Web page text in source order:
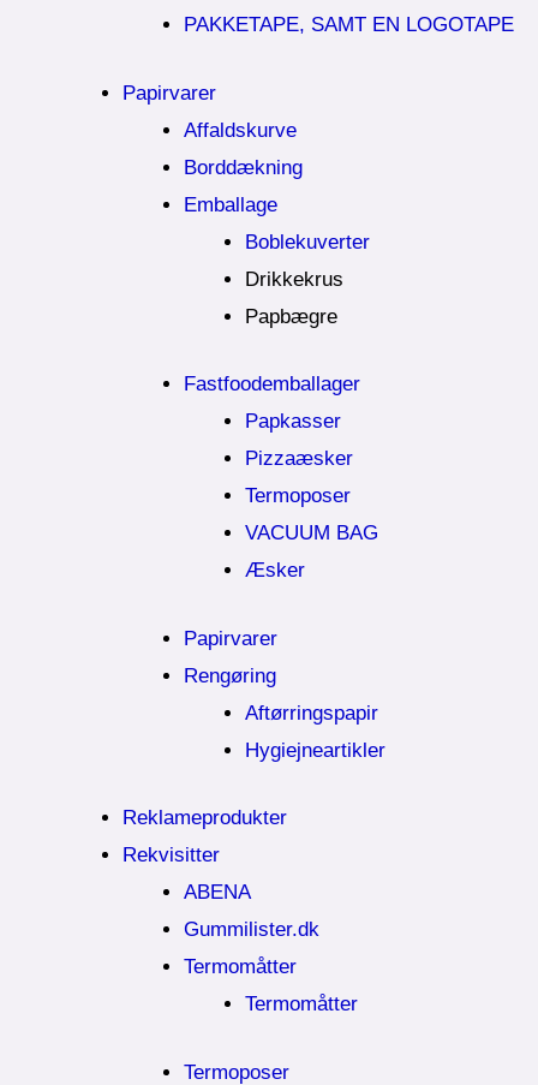
PAKKETAPE, SAMT EN LOGOTAPE
Papirvarer
Affaldskurve
Borddækning
Emballage
Boblekuverter
Drikkekrus
Papbægre
Fastfoodemballager
Papkasser
Pizzaæsker
Termoposer
VACUUM BAG
Æsker
Papirvarer
Rengøring
Aftørringspapir
Hygiejneartikler
Reklameprodukter
Rekvisitter
ABENA
Gummilister.dk
Termomåtter
Termomåtter
Termoposer